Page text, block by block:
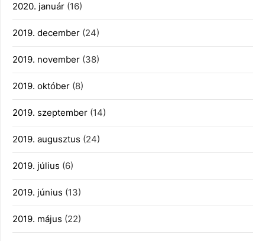
2020. január (16)
2019. december (24)
2019. november (38)
2019. október (8)
2019. szeptember (14)
2019. augusztus (24)
2019. július (6)
2019. június (13)
2019. május (22)